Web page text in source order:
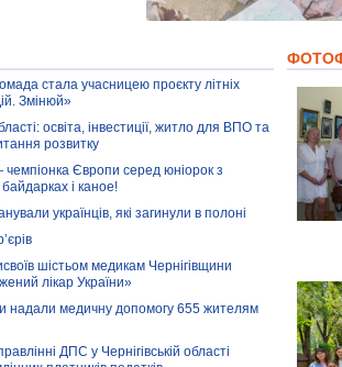
та тварин
підтримала
бізнес-
на розвиток
області
Forbes
Патрона: хто і
І куди
стала учасницею проєкту літніх
Змінюй»
освіта, інвестиції, житло для ВПО та
розвитку
Європи серед юніорок з
і каное!
українців, які загинули в полоні
шістьом медикам Чернігівщини
лікар України»
надали медичну допомогу 655 жителям
ДПС у Чернігівській області